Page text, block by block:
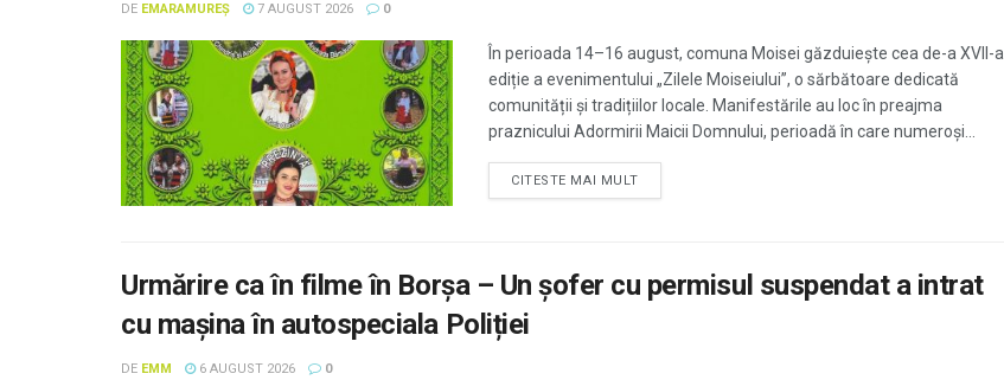
DE EMARAMUREȘ 7 AUGUST 2026 0
În perioada 14–16 august, comuna Moisei găzduiește cea de-a XVII-a
ediție a evenimentului „Zilele Moiseiului”, o sărbătoare dedicată
comunității și tradițiilor locale. Manifestările au loc în preajma
praznicului Adormirii Maicii Domnului, perioadă în care numeroși...
CITESTE MAI MULT
Urmărire ca în filme în Borșa – Un șofer cu permisul suspendat a intrat
cu mașina în autospeciala Poliției
DE EMM 6 AUGUST 2026 0